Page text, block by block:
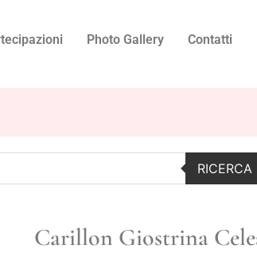
Photo Gallery Contatti
RICERCA
Carillon Giostrina